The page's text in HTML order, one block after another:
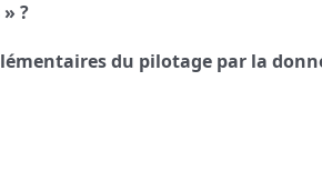
?
du pilotage par la